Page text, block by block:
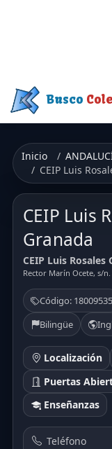
Busco
Inicio
CEIP Luis
CEIP Luis
Granada
CEIP Luis
Rector Marín Ocete, s/
Código: 18009535
Bilingüe
Localización
Puertas
Enseñanzas
Teléfono